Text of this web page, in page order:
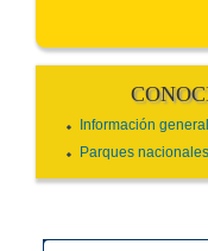
Información general
Parques nacionales